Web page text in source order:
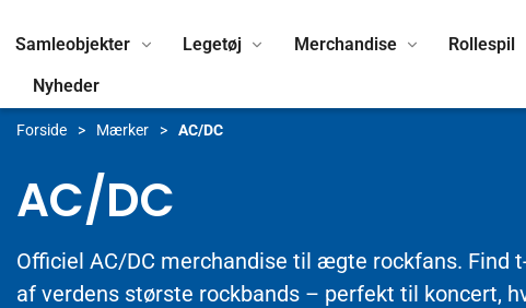
Samleobjekter Legetøj Merchandise Rollespil
Nyheder
Forside Mærker AC/DC
AC/DC
Officiel AC/DC merchandise til ægte rockfans. Find
af verdens største rockbands – perfekt til koncert,